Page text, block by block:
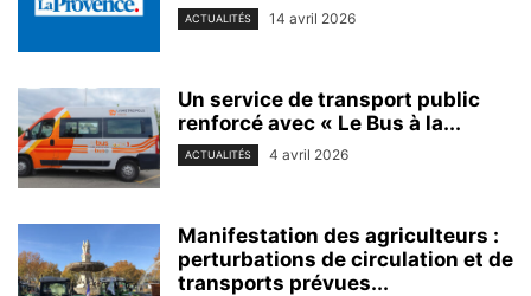
ACTUALITÉS 14 avril 2026
Un service de transport public
renforcé avec « Le Bus à la...
ACTUALITÉS 4 avril 2026
Manifestation des agriculteurs :
perturbations de circulation et de
transports prévues...